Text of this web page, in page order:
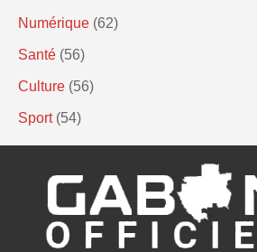
Numérique (62)
Santé (56)
Culture (56)
Sport (54)